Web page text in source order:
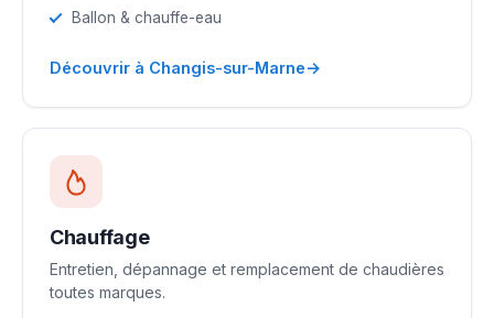
Ballon & chauffe-eau
Découvrir à Changis-sur-Marne→
Chauffage
Entretien, dépannage et remplacement de chaudières
toutes marques.